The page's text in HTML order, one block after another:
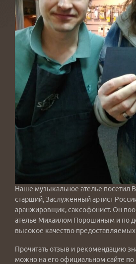
Наше музыкальное ателье посетил
старший, Заслуженный артист
аранжировщик, саксофонист. Он
ателье Михаилом Порошиным и по
высокое качество предоставляемых
Прочитать отзыв и рекомендацию
можно на его официальном сайте по